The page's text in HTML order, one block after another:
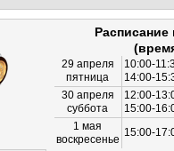
29 апреля
пятница
10:00-
14:00-
30 апреля
суббота
12:00-
15:00-
1 мая
воскресенье
15:00-